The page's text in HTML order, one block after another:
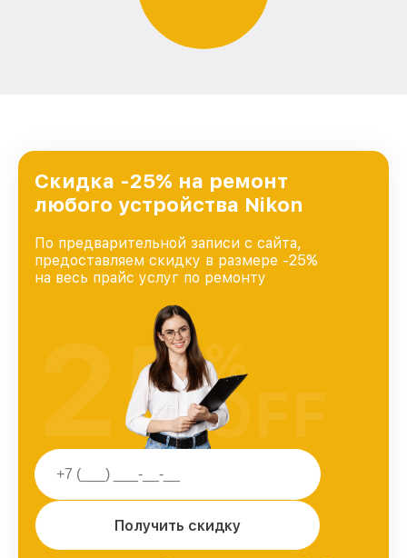
Скидка -25% на ремонт
любого устройства Nikon
По предварительной записи с сайта,
предоставляем скидку в размере -25%
на весь прайс услуг по ремонту
Получить скидку
25%
OFF